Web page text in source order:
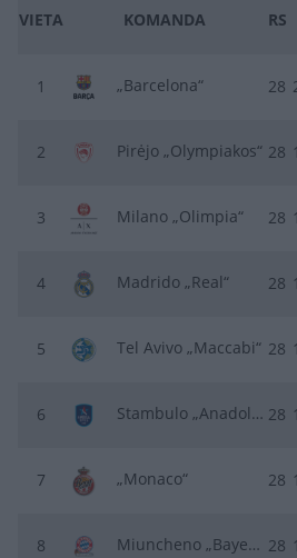
VIETA KOMANDA RS
1 „Barcelona“ 28
2 Pirėjo „Olympiakos“ 28
3 Milano „Olimpia“ 28
4 Madrido „Real“ 28
5 Tel Avivo „Maccabi“ 28
6 Stambulo „Anadolu Efes“ 28
7 „Monaco“ 28
8 Miuncheno „Bayern“ 28